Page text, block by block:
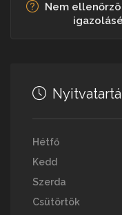
Nem
Hétfő
Kedd
Szerda
Csütörtök